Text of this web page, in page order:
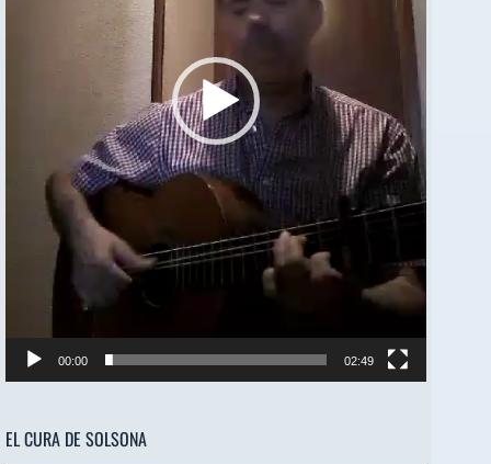
00:00 02:49
EL CURA DE SOLSONA